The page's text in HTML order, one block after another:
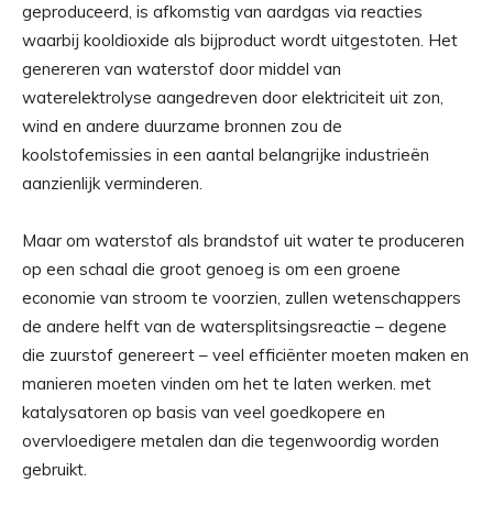
geproduceerd, is afkomstig van aardgas via reacties
waarbij kooldioxide als bijproduct wordt uitgestoten. Het
genereren van waterstof door middel van
waterelektrolyse aangedreven door elektriciteit uit zon,
wind en andere duurzame bronnen zou de
koolstofemissies in een aantal belangrijke industrieën
aanzienlijk verminderen.
Maar om waterstof als brandstof uit water te produceren
op een schaal die groot genoeg is om een ​​groene
economie van stroom te voorzien, zullen wetenschappers
de andere helft van de watersplitsingsreactie – degene
die zuurstof genereert – veel efficiënter moeten maken en
manieren moeten vinden om het te laten werken. met
katalysatoren op basis van veel goedkopere en
overvloedigere metalen dan die tegenwoordig worden
gebruikt.